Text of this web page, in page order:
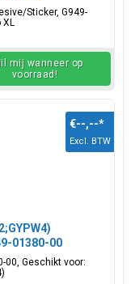
Sticker, G949-
XL
mij wanneer op
voorraad!
01380-00
00, Geschikt voor:
€--,--*
Excl. BTW